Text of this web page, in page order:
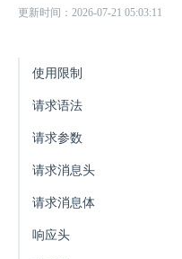
更新时间：2026-07-21 05:03:11
使用限制
请求语法
请求参数
请求消息头
请求消息体
响应头